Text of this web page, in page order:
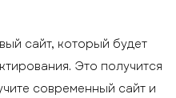
сайт, который будет
Это получится
современный сайт и